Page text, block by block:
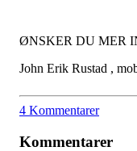
ØNSKER DU MER
John Erik Rustad ,
4 Kommentarer
Kommentarer